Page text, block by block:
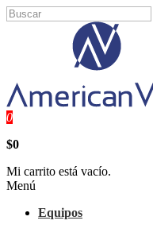
0
$0
Mi carrito está vacío.
Menú
Equipos